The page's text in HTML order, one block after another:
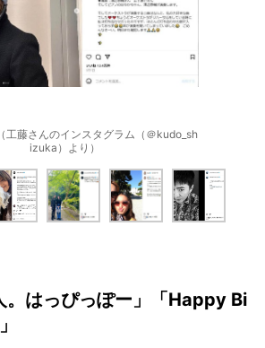
工藤さんのインスタグラム（＠kudo_sh
izuka）より）
。はっぴっぽー」「Happy Bi